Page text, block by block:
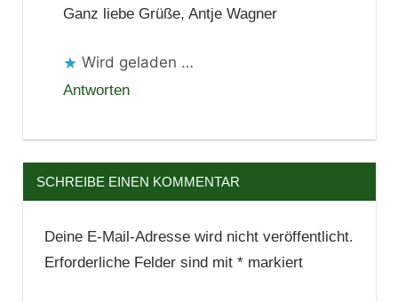
Ganz liebe Grüße, Antje Wagner
Wird geladen …
Antworten
SCHREIBE EINEN KOMMENTAR
Deine E-Mail-Adresse wird nicht veröffentlicht.
Erforderliche Felder sind mit *markiert